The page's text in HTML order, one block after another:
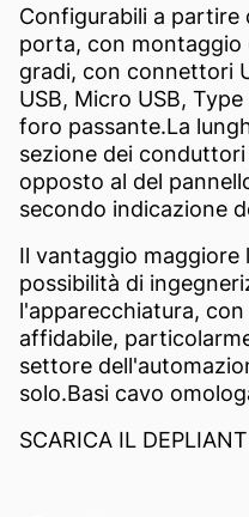
Configurabili a partire
porta, con
gradi, con connettori
USB, Micro USB,
foro passante.La
sezione dei
opposto al del
secondo indicazione
Il vantaggio maggiore
possibilità di
l'apparecchiatura,
affidabile,
settore
solo.Basi cavo
SCARICA IL DEPLIANT